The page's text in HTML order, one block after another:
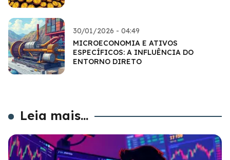
30/01/2026 - 04:49
MICROECONOMIA E ATIVOS
ESPECÍFICOS: A INFLUÊNCIA DO
ENTORNO DIRETO
Leia mais...